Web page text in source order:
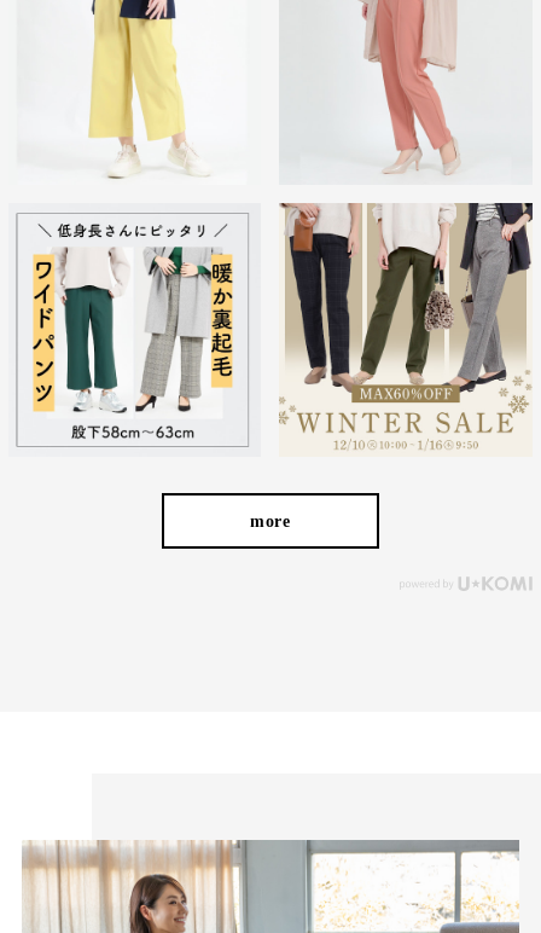
more